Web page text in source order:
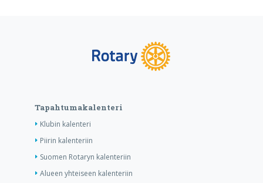
Tapahtumakalenteri
Klubin kalenteri
Piirin kalenteriin
Suomen Rotaryn kalenteriin
Alueen yhteiseen kalenteriin